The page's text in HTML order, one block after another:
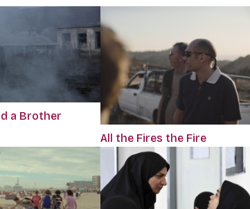
a Brother
All the Fires the Fire